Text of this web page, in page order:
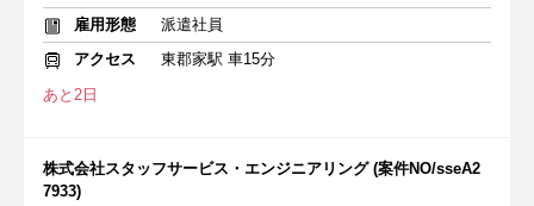
雇用形態
派遣社員
アクセス
東郡家駅 車15分
あと2日
株式会社スタッフサービス・エンジニアリング (案件NO/sseA2
7933)